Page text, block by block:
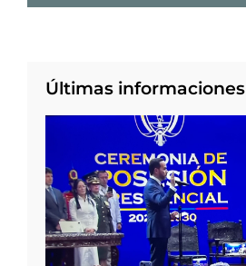
Últimas informaciones